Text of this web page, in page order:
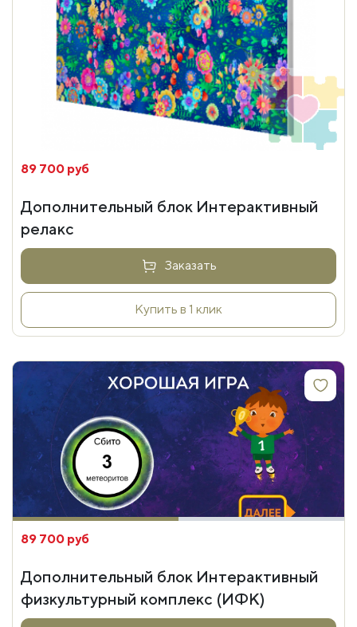
89 700 руб
Дополнительный блок Интерактивный
релакс
Заказать
Купить в 1 клик
89 700 руб
Дополнительный блок Интерактивный
физкультурный комплекс (ИФК)